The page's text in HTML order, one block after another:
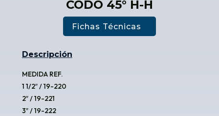
CODO 45° H-H
Fichas Técnicas
Descripción
MEDIDA REF.
1 1/2″ / 19-220
2″ / 19-221
3″ / 19-222